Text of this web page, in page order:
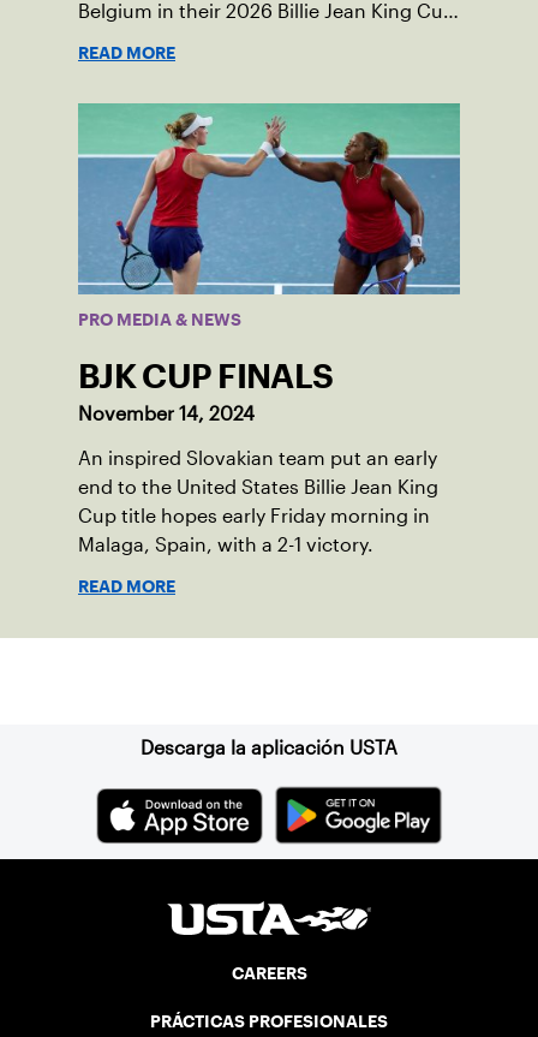
Belgium in their 2026 Billie Jean King Cup
READ MORE
PRO MEDIA & NEWS
BJK CUP FINALS
November 14, 2024
An inspired Slovakian team put an early
end to the United States Billie Jean King
Cup title hopes early Friday morning in
Malaga, Spain, with a 2-1 victory.
READ MORE
Descarga la aplicación USTA
CAREERS
PRÁCTICAS PROFESIONALES